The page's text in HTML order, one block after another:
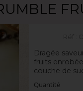
Dragée
fruits
couche de
Quantité